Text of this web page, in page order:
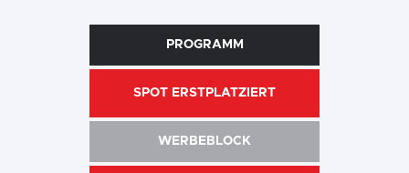
PROGRAMM
SPOT ERSTPLATZIERT
WERBEBLOCK